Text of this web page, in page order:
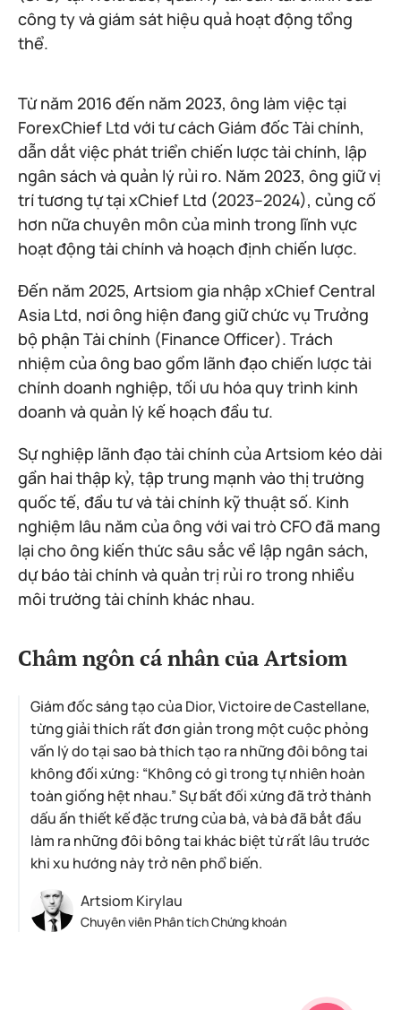
công ty và giám sát hiệu quả hoạt động tổng
thể.
Từ năm 2016 đến năm 2023, ông làm việc tại
ForexChief Ltd với tư cách Giám đốc Tài chính,
dẫn dắt việc phát triển chiến lược tài chính, lập
ngân sách và quản lý rủi ro. Năm 2023, ông giữ vị
trí tương tự tại xChief Ltd (2023–2024), củng cố
hơn nữa chuyên môn của mình trong lĩnh vực
hoạt động tài chính và hoạch định chiến lược.
Đến năm 2025, Artsiom gia nhập xChief Central
Asia Ltd, nơi ông hiện đang giữ chức vụ Trưởng
bộ phận Tài chính (Finance Officer). Trách
nhiệm của ông bao gồm lãnh đạo chiến lược tài
chính doanh nghiệp, tối ưu hóa quy trình kinh
doanh và quản lý kế hoạch đầu tư.
Sự nghiệp lãnh đạo tài chính của Artsiom kéo dài
gần hai thập kỷ, tập trung mạnh vào thị trường
quốc tế, đầu tư và tài chính kỹ thuật số. Kinh
nghiệm lâu năm của ông với vai trò CFO đã mang
lại cho ông kiến thức sâu sắc về lập ngân sách,
dự báo tài chính và quản trị rủi ro trong nhiều
môi trường tài chính khác nhau.
Châm ngôn cá nhân của Artsiom
Giám đốc sáng tạo của Dior, Victoire de Castellane,
từng giải thích rất đơn giản trong một cuộc phỏng
vấn lý do tại sao bà thích tạo ra những đôi bông tai
không đối xứng: “Không có gì trong tự nhiên hoàn
toàn giống hệt nhau.” Sự bất đối xứng đã trở thành
dấu ấn thiết kế đặc trưng của bà, và bà đã bắt đầu
làm ra những đôi bông tai khác biệt từ rất lâu trước
khi xu hướng này trở nên phổ biến.
Artsiom Kirylau
Chuyên viên Phân tích Chứng khoán